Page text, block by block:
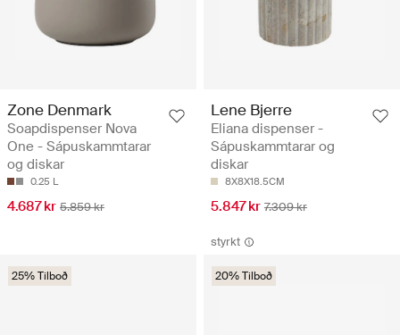
Zone Denmark
Soapdispenser Nova
One - Sápuskammtarar
og diskar
0.25 L
4.687 kr 5.859 kr
Lene Bjerre
Eliana dispenser -
Sápuskammtarar og
diskar
8X8X18.5CM
5.847 kr 7.309 kr
25% Tilboð
styrkt
20% Tilboð